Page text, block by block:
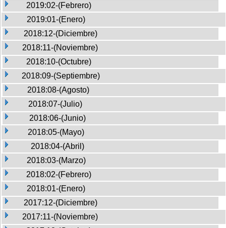
2019:02-(Febrero)
2019:01-(Enero)
2018:12-(Diciembre)
2018:11-(Noviembre)
2018:10-(Octubre)
2018:09-(Septiembre)
2018:08-(Agosto)
2018:07-(Julio)
2018:06-(Junio)
2018:05-(Mayo)
2018:04-(Abril)
2018:03-(Marzo)
2018:02-(Febrero)
2018:01-(Enero)
2017:12-(Diciembre)
2017:11-(Noviembre)